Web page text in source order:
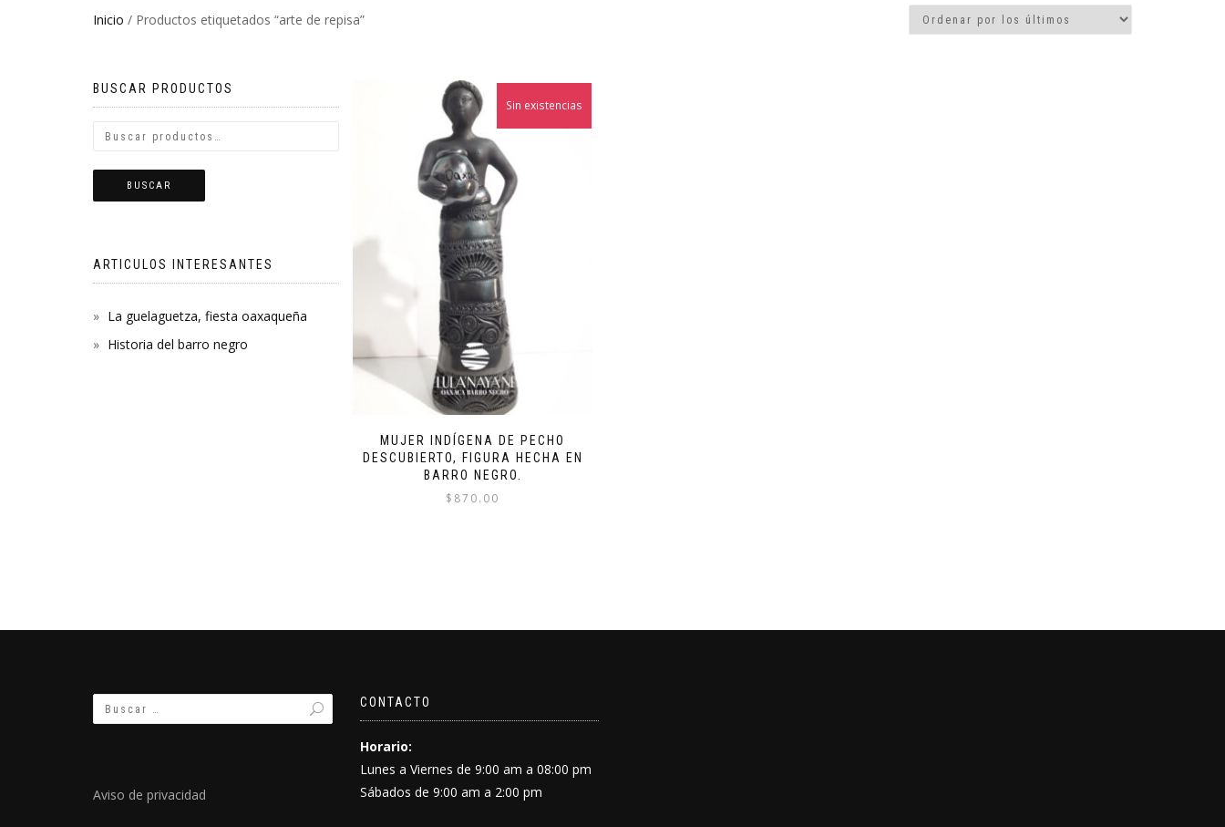
Inicio / Productos etiquetados “arte de repisa”
MUJER INDÍGENA DE PECHO
DESCUBIERTO, FIGURA HECHA EN
BARRO NEGRO.
$ 870.00
Sin existencias
BUSCAR PRODUCTOS
BUSCAR
ARTICULOS INTERESANTES
La guelaguetza, fiesta oaxaqueña
Historia del barro negro
Aviso de privacidad
CONTACTO
Horario:
Lunes a Viernes de 9:00 am a 08:00 pm
Sábados de 9:00 am a 2:00 pm